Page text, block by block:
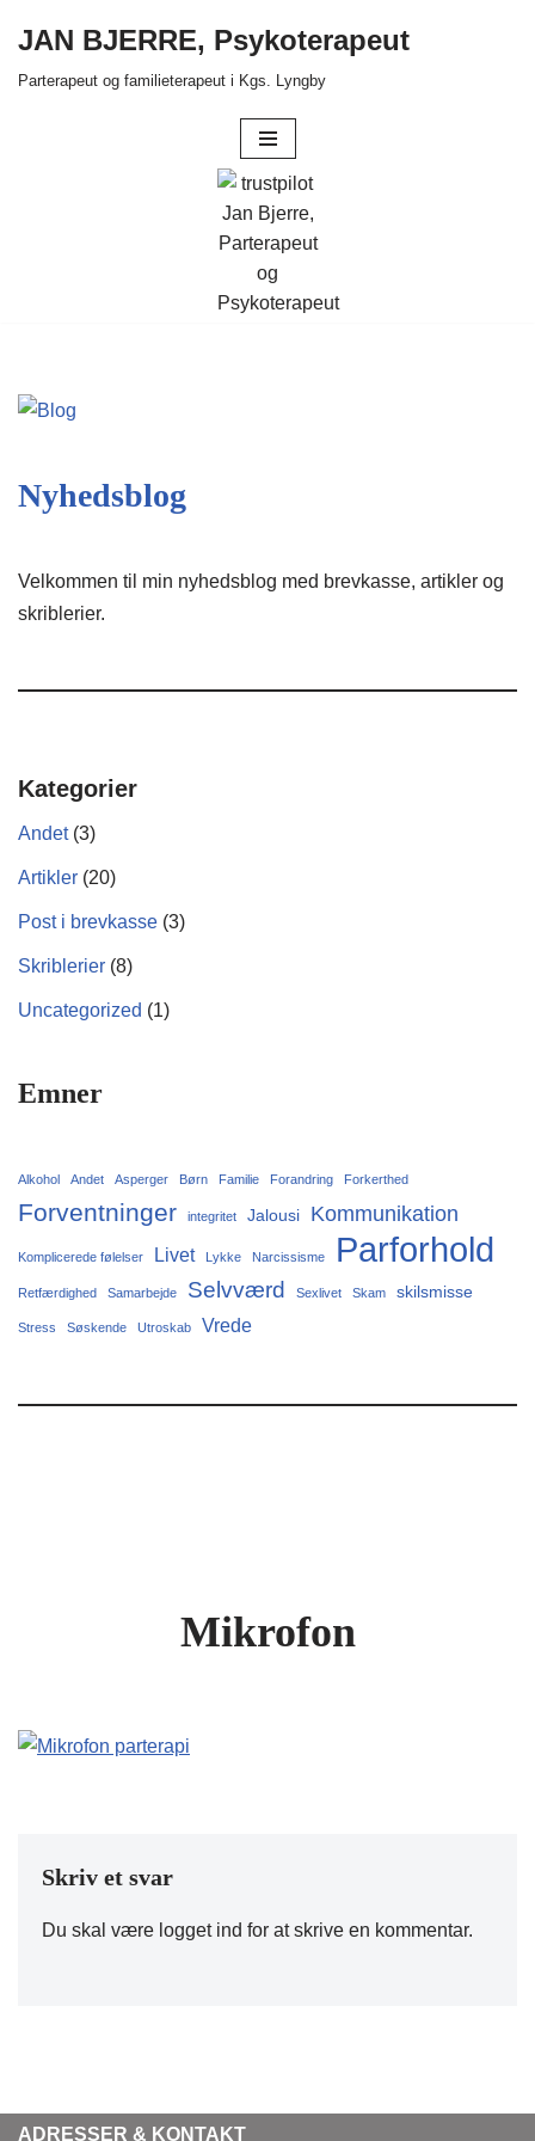
JAN BJERRE, Psykoterapeut
Parterapeut og familieterapeut i Kgs. Lyngby
Nyhedsblog
Velkommen til min nyhedsblog med brevkasse, artikler og
skriblerier.
Kategorier
Andet(3)
Artikler (20)
Post i brevkasse (3)
Skriblerier (8)
Uncategorized (1)
Emner
Alkohol Andet Asperger Børn Familie Forandring Forkerthed
Forventninger integritet Jalousi Kommunikation
Komplicerede følelser Livet Lykke Narcissisme Parforhold
Retfærdighed Samarbejde Selvværd Sexlivet Skam skilsmisse
Stress Søskende Utroskab Vrede
Mikrofon
Skriv et svar
Du skal være logget ind for at skrive en kommentar.
ADRESSER & KONTAKT